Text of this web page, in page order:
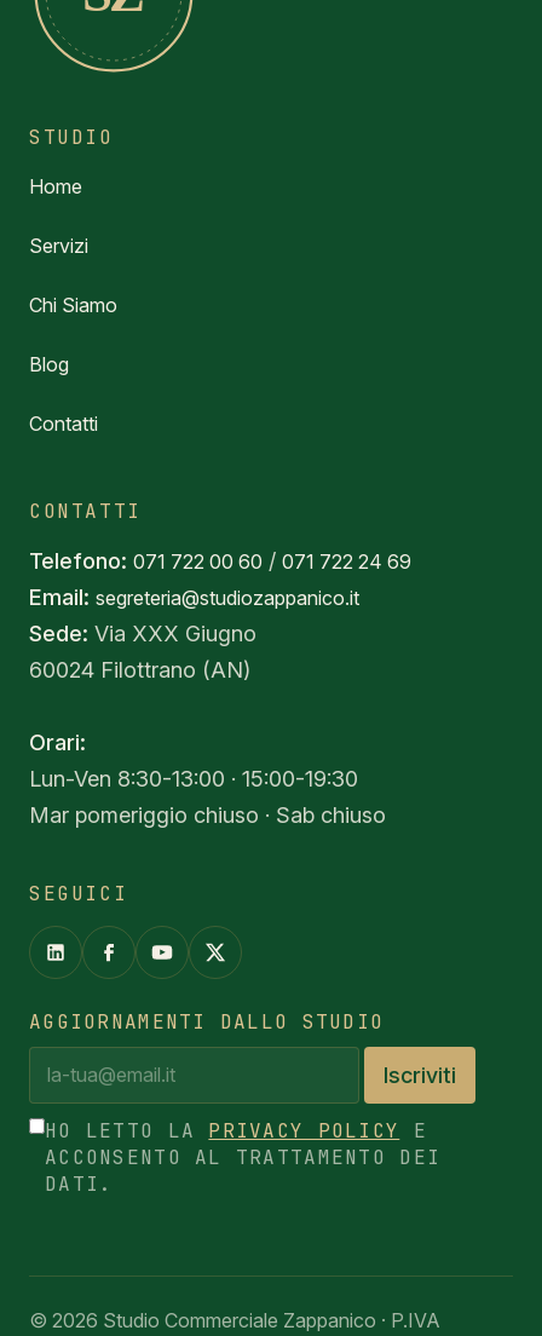
STUDIO
Home
Servizi
Chi Siamo
Blog
Contatti
CONTATTI
Telefono: 071 722 00 60 / 071 722 24 69
Email: segreteria@studiozappanico.it
Sede: Via XXX Giugno
60024 Filottrano (AN)
Orari:
Lun-Ven 8:30-13:00 · 15:00-19:30
Mar pomeriggio chiuso · Sab chiuso
SEGUICI
AGGIORNAMENTI DALLO STUDIO
Iscriviti
HO LETTO LA PRIVACY POLICY
E
ACCONSENTO AL TRATTAMENTO DEI
DATI.
© 2026 Studio Commerciale Zappanico · P.IVA